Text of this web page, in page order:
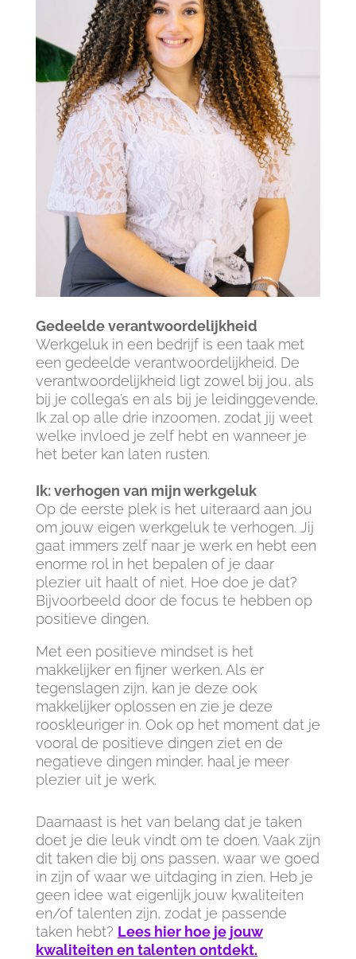
Gedeelde verantwoordelijkheid
Werkgeluk in een bedrijf is een taak met
een gedeelde verantwoordelijkheid. De
verantwoordelijkheid ligt zowel bij jou, als
bij je collega’s en als bij je leidinggevende.
Ik zal op alle drie inzoomen, zodat jij weet
welke invloed je zelf hebt en wanneer je
het beter kan laten rusten.
Ik: verhogen van mijn werkgeluk
Op de eerste plek is het uiteraard aan jou
om jouw eigen werkgeluk te verhogen. Jij
gaat immers zelf naar je werk en hebt een
enorme rol in het bepalen of je daar
plezier uit haalt of niet. Hoe doe je dat?
Bijvoorbeeld door de focus te hebben op
positieve dingen.
Met een positieve mindset is het
makkelijker en fijner werken. Als er
tegenslagen zijn, kan je deze ook
makkelijker oplossen en zie je deze
rooskleuriger in. Ook op het moment dat je
vooral de positieve dingen ziet en de
negatieve dingen minder, haal je meer
plezier uit je werk.
Daarnaast is het van belang dat je taken
doet je die leuk vindt om te doen. Vaak zijn
dit taken die bij ons passen, waar we goed
in zijn of waar we uitdaging in zien. Heb je
geen idee wat eigenlijk jouw kwaliteiten
en/of talenten zijn, zodat je passende
taken hebt? Lees hier hoe je jouw
kwaliteiten en talenten ontdekt.